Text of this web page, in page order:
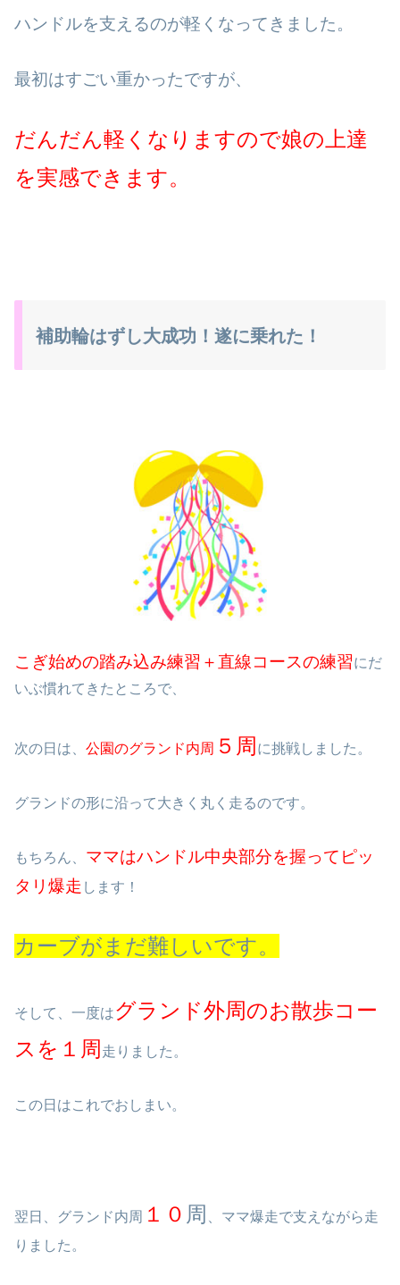
ハンドルを支えるのが軽くなってきました。
最初はすごい重かったですが、
だんだん軽くなりますので娘の上達
を実感できます。
補助輪はずし大成功！遂に乗れた！
こぎ始めの踏み込み練習＋直線コースの練習にだ
いぶ慣れてきたところで、
次の日は、 公園のグランド内周 ５周 に挑戦しました。
グランドの形に沿って大きく丸く走るのです。
もちろん、 ママはハンドル中央部分を握ってピッ
タリ爆走 します！
カーブがまだ難しいです。
そして、一度はグランド外周のお散歩コー
スを１周走りました。
この日はこれでおしまい。
翌日、グランド内周 １０ 周
、ママ爆走で支えながら走
りました。